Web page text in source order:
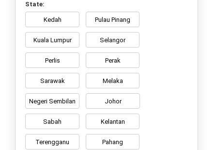
State:
Kedah Pulau Pinang
Kuala Lumpur Selangor
Perlis Perak
Sarawak Melaka
Negeri Sembilan Johor
Sabah Kelantan
Terengganu Pahang